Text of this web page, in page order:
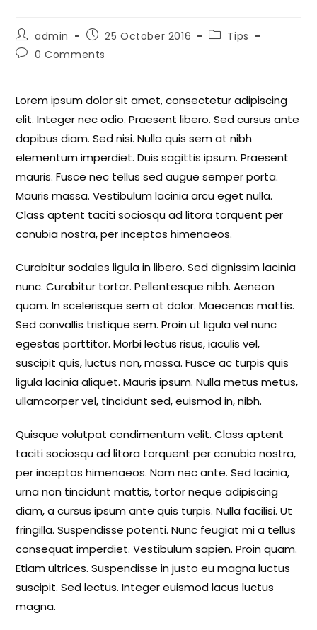
admin 25 October 2016
Tips
0 Comments
Lorem ipsum dolor sit amet, consectetur adipiscing
elit. Integer nec odio. Praesent libero. Sed cursus ante
dapibus diam. Sed nisi. Nulla quis sem at nibh
elementum imperdiet. Duis sagittis ipsum. Praesent
mauris. Fusce nec tellus sed augue semper porta.
Mauris massa. Vestibulum lacinia arcu eget nulla.
Class aptent taciti sociosqu ad litora torquent per
conubia nostra, per inceptos himenaeos.
Curabitur sodales ligula in libero. Sed dignissim lacinia
nunc. Curabitur tortor. Pellentesque nibh. Aenean
quam. In scelerisque sem at dolor. Maecenas mattis.
Sed convallis tristique sem. Proin ut ligula vel nunc
egestas porttitor. Morbi lectus risus, iaculis vel,
suscipit quis, luctus non, massa. Fusce ac turpis quis
ligula lacinia aliquet. Mauris ipsum. Nulla metus metus,
ullamcorper vel, tincidunt sed, euismod in, nibh.
Quisque volutpat condimentum velit. Class aptent
taciti sociosqu ad litora torquent per conubia nostra,
per inceptos himenaeos. Nam nec ante. Sed lacinia,
urna non tincidunt mattis, tortor neque adipiscing
diam, a cursus ipsum ante quis turpis. Nulla facilisi. Ut
fringilla. Suspendisse potenti. Nunc feugiat mi a tellus
consequat imperdiet. Vestibulum sapien. Proin quam.
Etiam ultrices. Suspendisse in justo eu magna luctus
suscipit. Sed lectus. Integer euismod lacus luctus
magna.